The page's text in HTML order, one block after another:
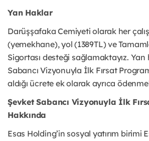
Yan Haklar
Darüşşafaka Cemiyeti olarak her
(yemekhane), yol (1389TL) ve
Sigortası desteği sağlamaktayız.
Sabancı Vizyonuyla İlk Fırsat
aldığı ücrete ek olarak ayrıca
Şevket Sabancı Vizyonuyla İlk
Hakkında
Esas Holding’in sosyal yatırım birimi